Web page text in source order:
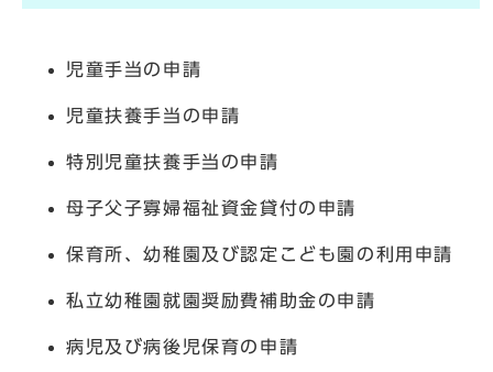
児童手当の申請
児童扶養手当の申請
特別児童扶養手当の申請
母子父子寡婦福祉資金貸付の申請
保育所、幼稚園及び認定こども園の利用申請
私立幼稚園就園奨励費補助金の申請
病児及び病後児保育の申請